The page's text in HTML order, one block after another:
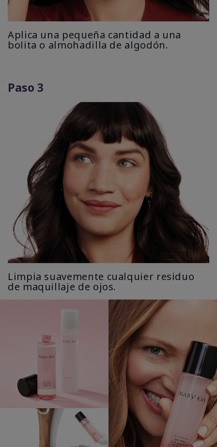
Aplica una pequeña cantidad a una
bolita o almohadilla de algodón.
Paso 3
Limpia suavemente cualquier residuo
de maquillaje de ojos.